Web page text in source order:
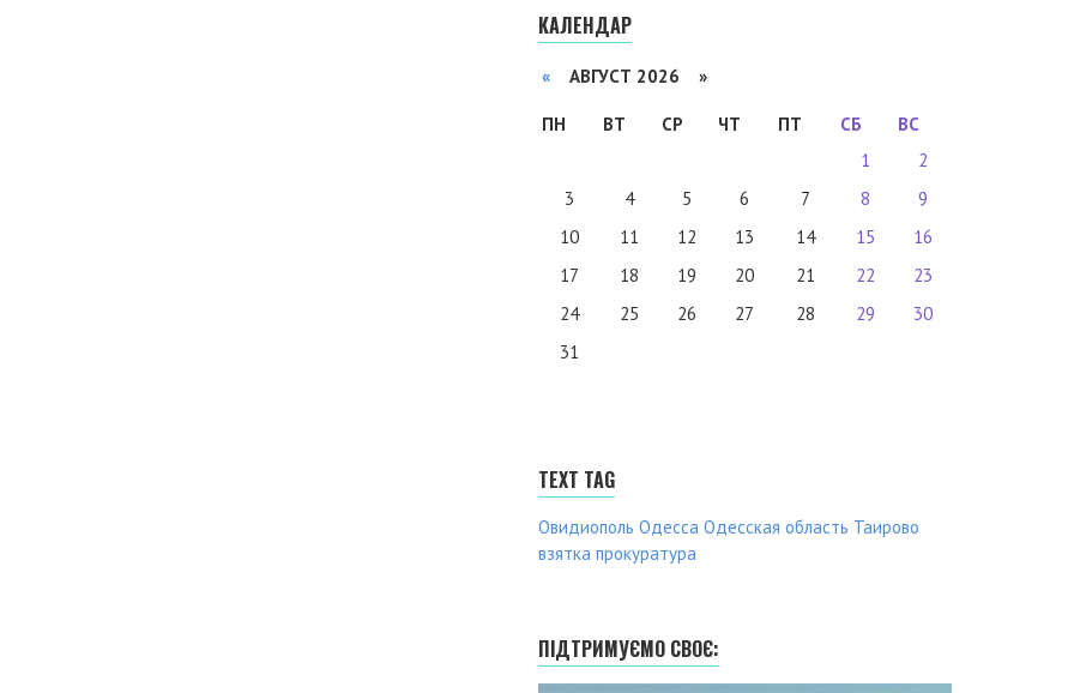
КАЛЕНДАР
« АВГУСТ 2026 »
ПН ВТ СР ЧТ ПТ СБ
ВС
1
2
3
4 5 6 7 8
9
10
11 12 13 14 15
16
17
18 19 20 21 22
23
24
25 26 27 28 29
30
31
TEXT TAG
Овидиополь Одесса Одесская область Таирово
взятка прокуратура
ПІДТРИМУЄМО СВОЄ: